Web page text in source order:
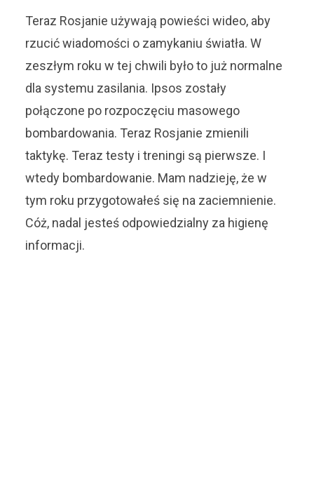
Teraz Rosjanie używają powieści wideo, aby
rzucić wiadomości o zamykaniu światła. W
zeszłym roku w tej chwili było to już normalne
dla systemu zasilania. Ipsos zostały
połączone po rozpoczęciu masowego
bombardowania. Teraz Rosjanie zmienili
taktykę. Teraz testy i treningi są pierwsze. I
wtedy bombardowanie. Mam nadzieję, że w
tym roku przygotowałeś się na zaciemnienie.
Cóż, nadal jesteś odpowiedzialny za higienę
informacji.